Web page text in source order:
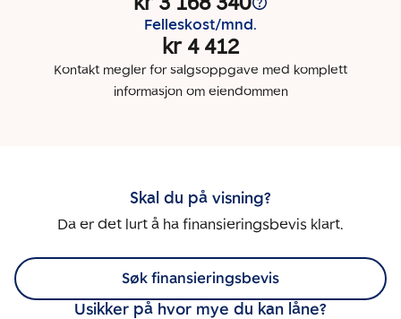
Felleskost/mnd.
kr 4 412
Kontakt megler for salgsoppgave med komplett
informasjon om eiendommen
Skal du på visning?
Da er det lurt å ha finansieringsbevis klart.
Søk finansieringsbevis
Usikker på hvor mye du kan låne?